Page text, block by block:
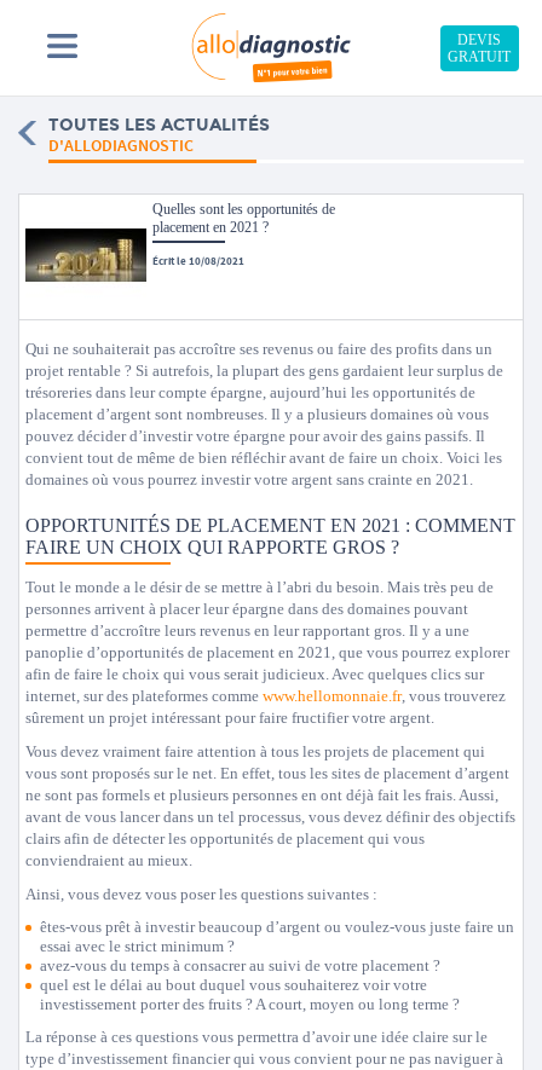
DEVIS
GRATUIT
TOUTES LES ACTUALITÉS
D'ALLODIAGNOSTIC
Quelles sont les opportunités de
placement en 2021 ?
Écrit le 10/08/2021
Qui ne souhaiterait pas accroître ses revenus ou faire des profits dans un
projet rentable ? Si autrefois, la plupart des gens gardaient leur surplus de
trésoreries dans leur compte épargne, aujourd’hui les opportunités de
placement d’argent sont nombreuses. Il y a plusieurs domaines où vous
pouvez décider d’investir votre épargne pour avoir des gains passifs. Il
convient tout de même de bien réfléchir avant de faire un choix. Voici les
domaines où vous pourrez investir votre argent sans crainte en 2021.
OPPORTUNITÉS DE PLACEMENT EN 2021 : COMMENT
FAIRE UN CHOIX QUI RAPPORTE GROS ?
Tout le monde a le désir de se mettre à l’abri du besoin. Mais très peu de
personnes arrivent à placer leur épargne dans des domaines pouvant
permettre d’accroître leurs revenus en leur rapportant gros. Il y a une
panoplie d’opportunités de placement en 2021, que vous pourrez explorer
afin de faire le choix qui vous serait judicieux. Avec quelques clics sur
internet, sur des plateformes comme www.hellomonnaie.fr, vous trouverez
sûrement un projet intéressant pour faire fructifier votre argent.
Vous devez vraiment faire attention à tous les projets de placement qui
vous sont proposés sur le net. En effet, tous les sites de placement d’argent
ne sont pas formels et plusieurs personnes en ont déjà fait les frais. Aussi,
avant de vous lancer dans un tel processus, vous devez définir des objectifs
clairs afin de détecter les opportunités de placement qui vous
conviendraient au mieux.
Ainsi, vous devez vous poser les questions suivantes :
êtes-vous prêt à investir beaucoup d’argent ou voulez-vous juste faire un
essai avec le strict minimum ?
avez-vous du temps à consacrer au suivi de votre placement ?
quel est le délai au bout duquel vous souhaiterez voir votre
investissement porter des fruits ? A court, moyen ou long terme ?
La réponse à ces questions vous permettra d’avoir une idée claire sur le
type d’investissement financier qui vous convient pour ne pas naviguer à